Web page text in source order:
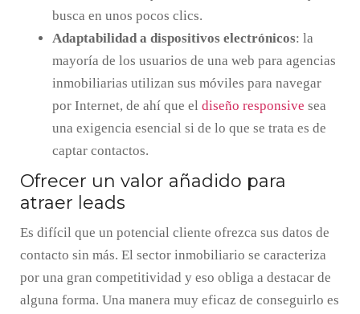
busca en unos pocos clics.
Adaptabilidad a dispositivos electrónicos: la
mayoría de los usuarios de una web para agencias
inmobiliarias utilizan sus móviles para navegar
por Internet, de ahí que el diseño responsive sea
una exigencia esencial si de lo que se trata es de
captar contactos.
Ofrecer un valor añadido para
atraer leads
Es difícil que un potencial cliente ofrezca sus datos de
contacto sin más. El sector inmobiliario se caracteriza
por una gran competitividad y eso obliga a destacar de
alguna forma. Una manera muy eficaz de conseguirlo es